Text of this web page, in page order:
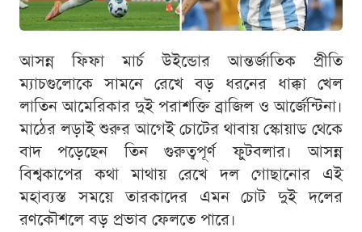
আসন্ন ফিফা মার্চ উইন্ডোর আন্তর্জাতিক প্রীতি
ম্যাচগুলোকে সামনে রেখে বড় ধরনের ধাক্কা খেল
লাতিন আমেরিকার দুই পরাশক্তি ব্রাজিল ও আর্জেন্টিনা।
মাঠের লড়াই শুরুর আগেই চোটের থাবায় স্কোয়াড থেকে
বাদ পড়েছেন তিন গুরুত্বপূর্ণ ফুটবলার। আসন্ন
বিশ্বকাপের কথা মাথায় রেখে দল গোছানোর এই
মহাব্যস্ত সময়ে তারকাদের এমন চোট দুই দলের
রণকৌশলে বড় প্রভাব ফেলতে পারে।